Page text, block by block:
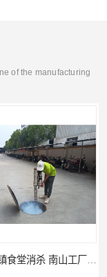
of the manufacturing